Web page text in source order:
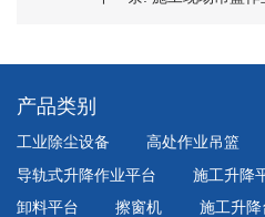
产品类别
工业除尘设备 高处作业吊篮
导轨式升降作业平台
施工升降
卸料平台
擦窗机 施工升降